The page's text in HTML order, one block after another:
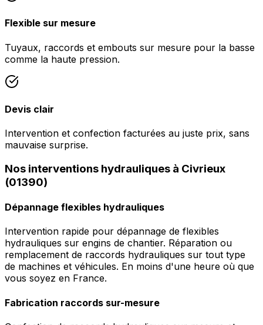
Flexible sur mesure
Tuyaux, raccords et embouts sur mesure pour la basse
comme la haute pression.
Devis clair
Intervention et confection facturées au juste prix, sans
mauvaise surprise.
Nos interventions hydrauliques à Civrieux
(01390)
Dépannage flexibles hydrauliques
Intervention rapide pour dépannage de flexibles
hydrauliques sur engins de chantier. Réparation ou
remplacement de raccords hydrauliques sur tout type
de machines et véhicules. En moins d'une heure où que
vous soyez en France.
Fabrication raccords sur-mesure